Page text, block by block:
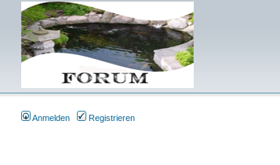
Anmelden Registrieren